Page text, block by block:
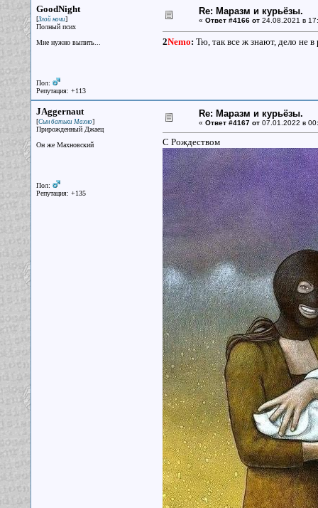
GoodNight
[Злой ночи]
Полный псих
Мне нужно выпить...
Пол:
Репутация: +113
Re: Маразм и курьёзы.
« Ответ #4166 от24.08.2021 в
2Nemo: Тю, так все ж знают, дело не
JAggernaut
[Сын батьки Махно]
Прирожденный Джаец
Он же Махновский
Пол:
Репутация: +135
Re: Маразм и курьёзы.
« Ответ #4167 от07.01.2022 в
С Рождеством